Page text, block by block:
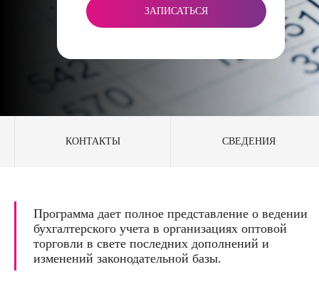
ЗАПИСАТЬСЯ
КОНТАКТЫ СВЕДЕНИЯ
Программа дает полное представление о ведении
бухгалтерского учета в организациях оптовой
торговли в свете последних дополнений и
изменений законодательной базы.